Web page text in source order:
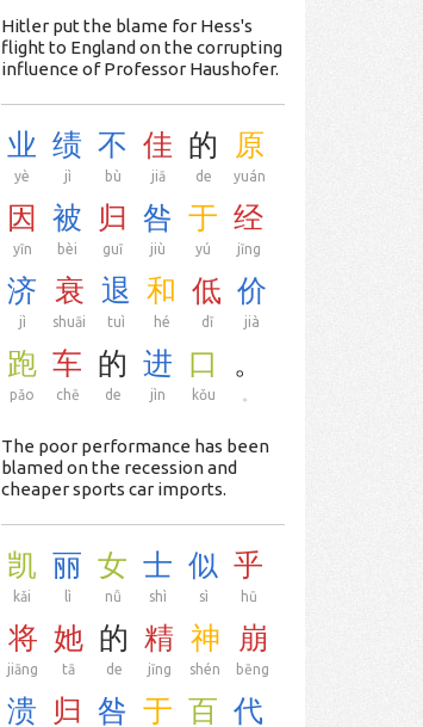
Hitler put the blame for Hess's
flight to England on the corrupting
influence of Professor Haushofer.
业
yè
绩
jì
不
bù
佳
jiā
的
de
原
yuán
因
yīn
被
bèi
归
guī
咎
jiù
于
yú
经
jīng
济
jì
衰
shuāi
退
tuì
和
hé
低
dī
价
jià
跑
pǎo
车
chē
的
de
进
jìn
口
kǒu
。
The poor performance has been
blamed on the recession and
cheaper sports car imports.
凯
kǎi
丽
lì
女
nǚ
士
shì
似
sì
乎
hū
将
jiāng
她
tā
的
de
精
jīng
神
shén
崩
bēng
溃 归 咎 于 百 代